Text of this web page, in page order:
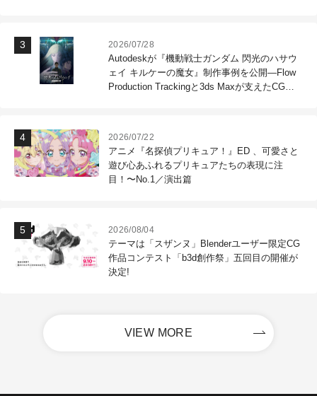
2026/07/28
Autodeskが『機動戦士ガンダム 閃光のハサウ
ェイ キルケーの魔女』制作事例を公開―Flow
Production Trackingと3ds Maxが支えたCG制
2026/07/22
アニメ『名探偵プリキュア！』ED 、可愛さと
遊び心あふれるプリキュアたちの表現に注
目！〜No.1／演出篇
2026/08/04
テーマは「スザンヌ」Blenderユーザー限定CG
作品コンテスト「b3d創作祭」五回目の開催が
決定!
VIEW MORE